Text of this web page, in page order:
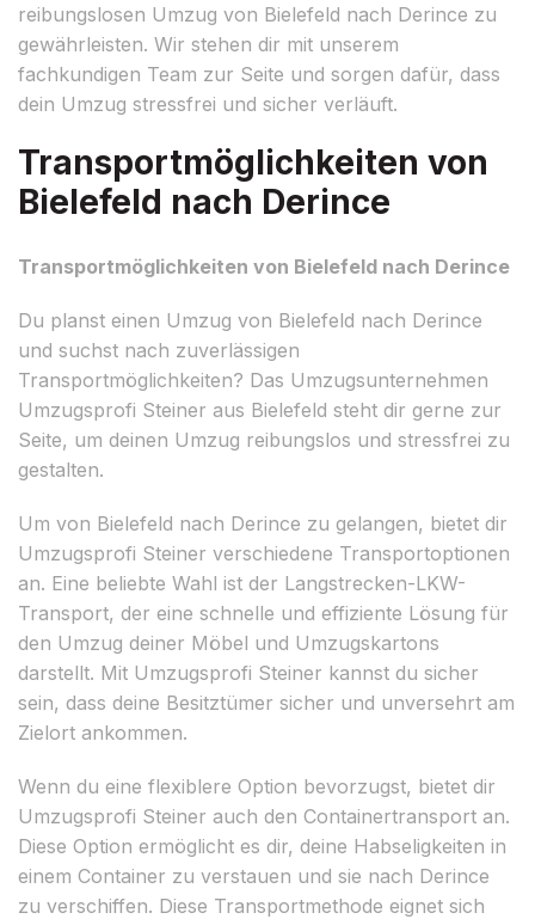
reibungslosen Umzug von Bielefeld nach Derince zu
gewährleisten. Wir stehen dir mit unserem
fachkundigen Team zur Seite und sorgen dafür, dass
dein Umzug stressfrei und sicher verläuft.
Transportmöglichkeiten von
Bielefeld nach Derince
Transportmöglichkeiten von Bielefeld nach Derince
Du planst einen Umzug von Bielefeld nach Derince
und suchst nach zuverlässigen
Transportmöglichkeiten? Das Umzugsunternehmen
Umzugsprofi Steiner aus Bielefeld steht dir gerne zur
Seite, um deinen Umzug reibungslos und stressfrei zu
gestalten.
Um von Bielefeld nach Derince zu gelangen, bietet dir
Umzugsprofi Steiner verschiedene Transportoptionen
an. Eine beliebte Wahl ist der Langstrecken-LKW-
Transport, der eine schnelle und effiziente Lösung für
den Umzug deiner Möbel und Umzugskartons
darstellt. Mit Umzugsprofi Steiner kannst du sicher
sein, dass deine Besitztümer sicher und unversehrt am
Zielort ankommen.
Wenn du eine flexiblere Option bevorzugst, bietet dir
Umzugsprofi Steiner auch den Containertransport an.
Diese Option ermöglicht es dir, deine Habseligkeiten in
einem Container zu verstauen und sie nach Derince
zu verschiffen. Diese Transportmethode eignet sich